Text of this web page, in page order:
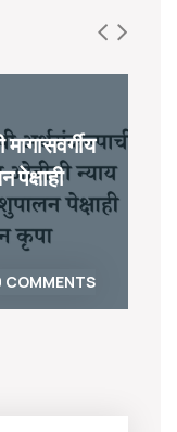
COMMENTS